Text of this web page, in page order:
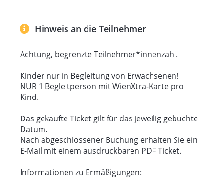
In der Veranstaltungsreihe "Familienatelier" wird
Museum im Dom Atelier abwechselnd gepinselt,
gedruckt, gegipst, geformt und neues Material
ausprobiert.
Findet im Rahmen des
Hinweis an die Teilnehmer
Achtung, begrenzte Teilnehmer*innenzahl.
Kinder nur in Begleitung von Erwachsenen!
NUR 1 Begleitperson mit WienXtra-Karte pro
Kind.
Das gekaufte Ticket gilt für das jeweilig gebuchte
Datum.
Nach abgeschlossener Buchung erhalten Sie ein
E-Mail mit einem ausdruckbaren PDF Ticket.
Informationen zu Ermäßigungen: